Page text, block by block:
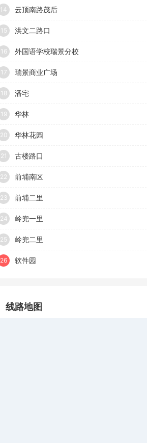
14 云顶南路茂后
15 洪文二路口
16 外国语学校瑞景分校
17 瑞景商业广场
18 潘宅
19 华林
20 华林花园
21 古楼路口
22 前埔南区
23 前埔二里
24 岭兜一里
25 岭兜二里
26 软件园
线路地图